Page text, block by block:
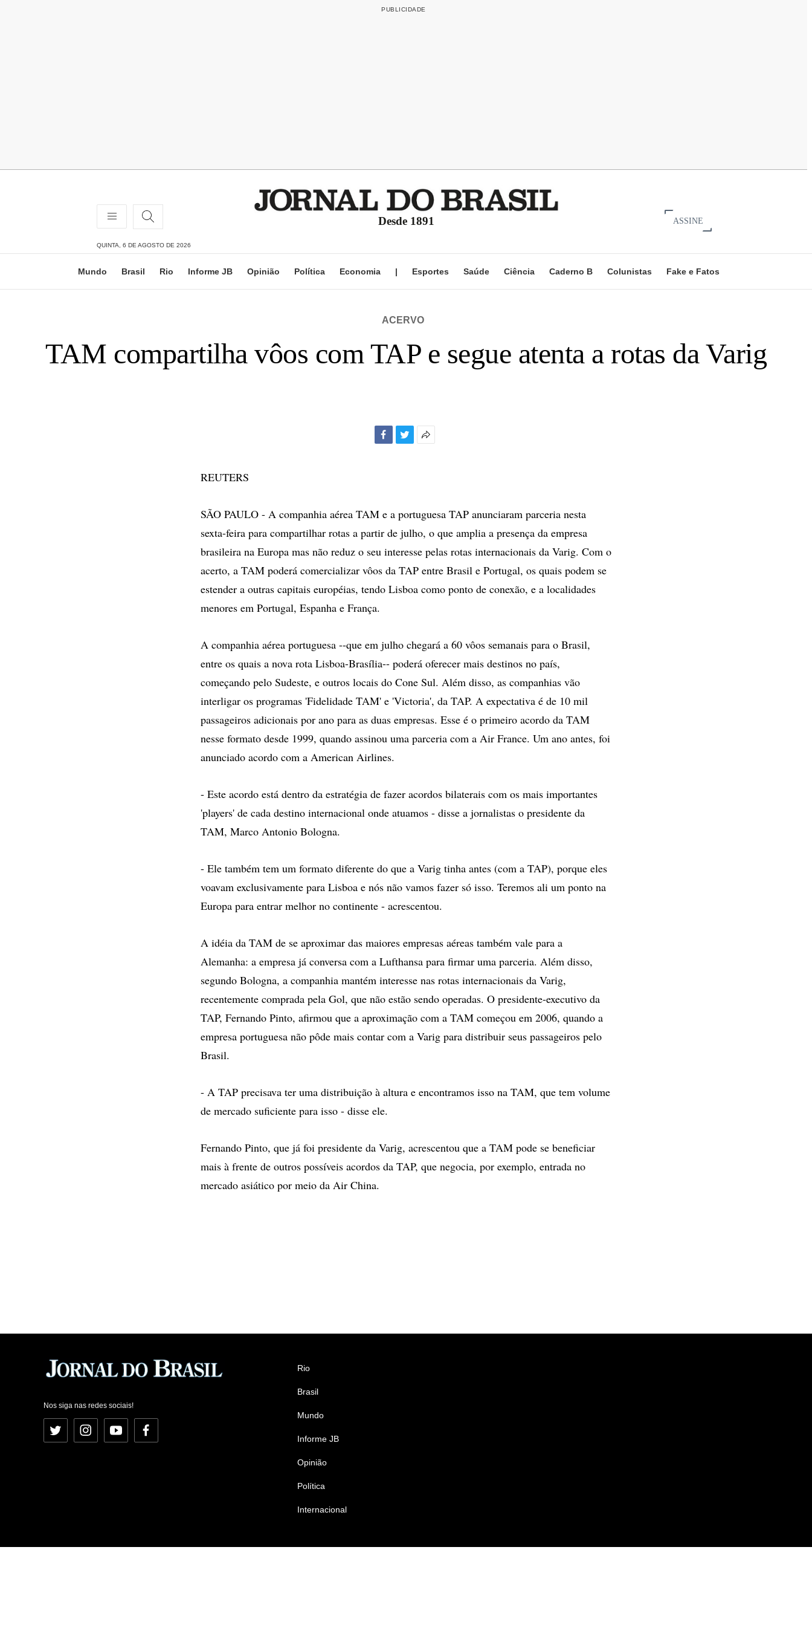
Desde 1891 ASSINE
QUINTA, 6 DE AGOSTO DE 2026
Mundo Brasil Rio Informe JB Opinião Política Economia | Esportes Saúde Ciência Caderno B Colunistas Fake e Fatos
ACERVO
TAM compartilha vôos com TAP e segue atenta a rotas da Varig
REUTERS
SÃO PAULO - A companhia aérea TAM e a portuguesa TAP anunciaram parceria nesta
sexta-feira para compartilhar rotas a partir de julho, o que amplia a presença da empresa
brasileira na Europa mas não reduz o seu interesse pelas rotas internacionais da Varig. Com o
acerto, a TAM poderá comercializar vôos da TAP entre Brasil e Portugal, os quais podem se
estender a outras capitais européias, tendo Lisboa como ponto de conexão, e a localidades
menores em Portugal, Espanha e França.
A companhia aérea portuguesa --que em julho chegará a 60 vôos semanais para o Brasil,
entre os quais a nova rota Lisboa-Brasília-- poderá oferecer mais destinos no país,
começando pelo Sudeste, e outros locais do Cone Sul. Além disso, as companhias vão
interligar os programas 'Fidelidade TAM' e 'Victoria', da TAP. A expectativa é de 10 mil
passageiros adicionais por ano para as duas empresas. Esse é o primeiro acordo da TAM
nesse formato desde 1999, quando assinou uma parceria com a Air France. Um ano antes, foi
anunciado acordo com a American Airlines.
- Este acordo está dentro da estratégia de fazer acordos bilaterais com os mais importantes
'players' de cada destino internacional onde atuamos - disse a jornalistas o presidente da
TAM, Marco Antonio Bologna.
- Ele também tem um formato diferente do que a Varig tinha antes (com a TAP), porque eles
voavam exclusivamente para Lisboa e nós não vamos fazer só isso. Teremos ali um ponto na
Europa para entrar melhor no continente - acrescentou.
A idéia da TAM de se aproximar das maiores empresas aéreas também vale para a
Alemanha: a empresa já conversa com a Lufthansa para firmar uma parceria. Além disso,
segundo Bologna, a companhia mantém interesse nas rotas internacionais da Varig,
recentemente comprada pela Gol, que não estão sendo operadas. O presidente-executivo da
TAP, Fernando Pinto, afirmou que a aproximação com a TAM começou em 2006, quando a
empresa portuguesa não pôde mais contar com a Varig para distribuir seus passageiros pelo
Brasil.
- A TAP precisava ter uma distribuição à altura e encontramos isso na TAM, que tem volume
de mercado suficiente para isso - disse ele.
Fernando Pinto, que já foi presidente da Varig, acrescentou que a TAM pode se beneficiar
mais à frente de outros possíveis acordos da TAP, que negocia, por exemplo, entrada no
mercado asiático por meio da Air China.
Nos siga nas redes sociais!
Twitter InstagramYouTubeFacebook
Rio
Brasil
Mundo
Informe JB
Opinião
Política
Internacional